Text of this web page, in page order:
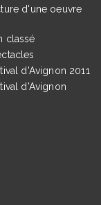
d'une oeuvre
classé
d'Avignon 2011
d'Avignon